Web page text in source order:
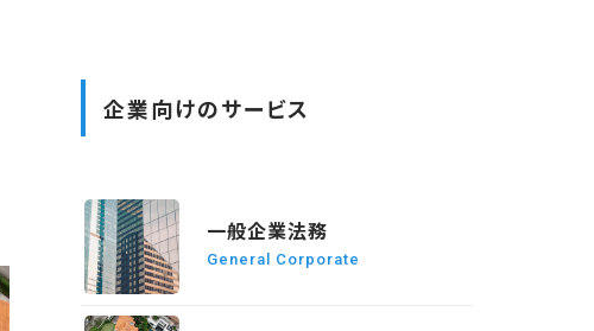
企業向けのサービス
一般企業法務
General Corporate